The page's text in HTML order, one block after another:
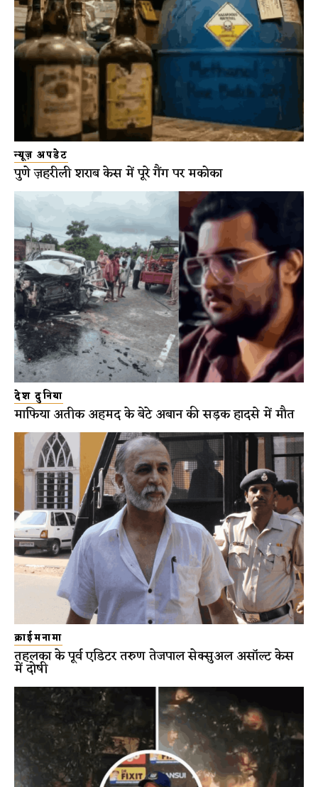
न्यूज़ अपडेट
पुणे ज़हरीली शराब केस में पूरे गैंग पर मकोका
देश दुनिया
माफिया अतीक अहमद के बेटे अबान की सड़क हादसे में मौत
क्राईमनामा
तहलका के पूर्व एडिटर तरुण तेजपाल सेक्सुअल असॉल्ट केस
में दोषी